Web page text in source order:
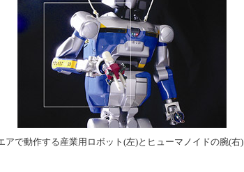
で動作する産業用ロボット(左)とヒューマノイドの腕(右)